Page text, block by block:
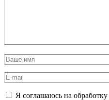
Я соглашаюсь на обработку